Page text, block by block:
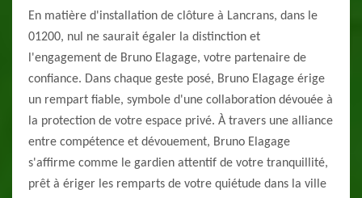
En matière d'installation de clôture à Lancrans, dans le
01200, nul ne saurait égaler la distinction et
l'engagement de Bruno Elagage, votre partenaire de
confiance. Dans chaque geste posé, Bruno Elagage érige
un rempart fiable, symbole d'une collaboration dévouée à
la protection de votre espace privé. À travers une alliance
entre compétence et dévouement, Bruno Elagage
s'affirme comme le gardien attentif de votre tranquillité,
prêt à ériger les remparts de votre quiétude dans la ville